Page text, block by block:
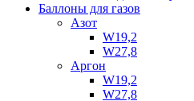
Баллоны для газов
Азот
W19,2
W27,8
Аргон
W19,2
W27,8